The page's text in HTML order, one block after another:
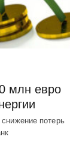
млн евро
потерь